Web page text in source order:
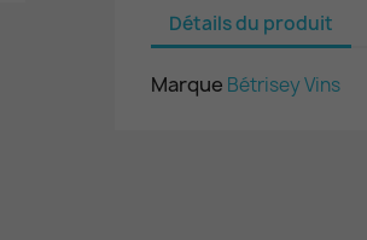
Détails du produit
Marque Bétrisey Vins